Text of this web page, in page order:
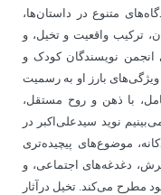
متنوع در داستان‌ها،
ترکیب واقعیت و تخیل، و
انجمن نویسندگان کودک و
بارز او به رسمیت
با ذهن و روح مستقل،
نوید سیدعلی‌اکبر در
موضوع‌های پیچیده‌تری
دغدغه‌های اجتماعی، و
مطرح می‌کند. تخیل درآثار